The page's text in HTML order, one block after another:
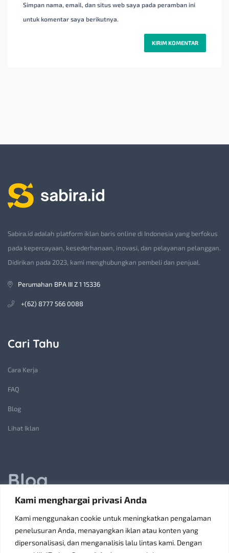
Kami menghargai privasi Anda
Kami menggunakan cookie untuk meningkatkan pengalaman
penelusuran Anda, menayangkan iklan atau konten yang
dipersonalisasi, dan menganalisis lalu lintas kami. Dengan
Simpan nama, email, dan situs web saya pada peramban ini
untuk komentar saya berikutnya.
Sabira.id adalah platform iklan baris online di Indonesia yang berfokus
pada kepercayaan, kesederhanaan, inovasi, dan pelayanan pelanggan.
Didirikan pada 2023, kami menghubungkan pembeli dan penjual.
Perumahan BPA III Z 1 15336
+(62) 8777 566 0088
Cari Tahu
Cara Kerja
FAQ
Blog
Lihat Iklan
Blog
Jasa Pembuatan Lift Barang: Solusi Transportasi Vertikal
Receiving Parcels and Mail at a Rented Room in Singapore
6 Tips Pilih Oven Listrik Terbaik Sesuai Kebutuhan